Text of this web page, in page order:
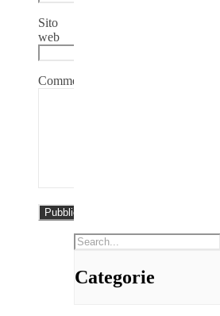
Sito
web
Commento
Categorie